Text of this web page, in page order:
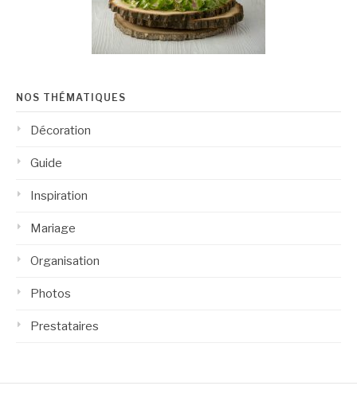
NOS THÉMATIQUES
Décoration
Guide
Inspiration
Mariage
Organisation
Photos
Prestataires